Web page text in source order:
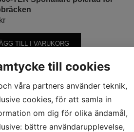
kr
TILL I VARUKORG
till cookies
våra partners använder teknik,
cookies, för att samla in
om dig för olika ändamål,
bättre användarupplevelse,